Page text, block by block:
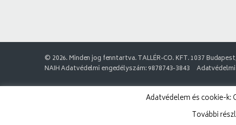
© 2026. Minden jog fenntartva. TALLÉR-CO. KFT. 1037
NAIH Adatvédelmi engedélyszám: 9878743-3843
Adatvédelem és cookie-k:
További